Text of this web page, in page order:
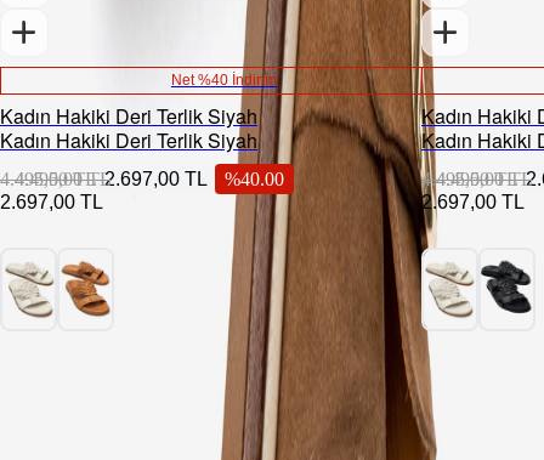
Net %40 İndirim
Kadın Hakiki Deri Terlik Siyah
Kadın Hakiki Deri Terlik Siyah
4.495,00 TL 2.697,00 TL %40.00
2.697,00 TL
4.495,00 TL
Kadın Hakiki
Kadın Hakiki
4.495,00 TL
2.697,00 TL
4.495,00 TL